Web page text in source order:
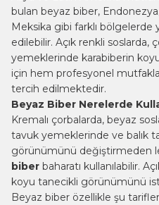
bulan beyaz biber,
Meksika gibi farklı
edilebilir. Açık renkli soslarda,
yemeklerinde karabiberin
için hem profesyonel
tercih edilmektedir.
Beyaz Biber Nerelerde
Kremalı çorbalarda, beyaz
tavuk yemeklerinde ve balık
görünümünü değiştirmeden
biber baharatı kullanılabilir.
koyu tanecikli görünümünü
Beyaz biber özellikle şu